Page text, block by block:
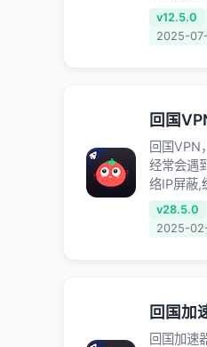
器
Mac TV
v12.5.0
2025-
回国
回国VPN
经常会遇
络IP屏蔽,
我们的哔
可加速解
v28.5.0
2025-
回国加
回国加速